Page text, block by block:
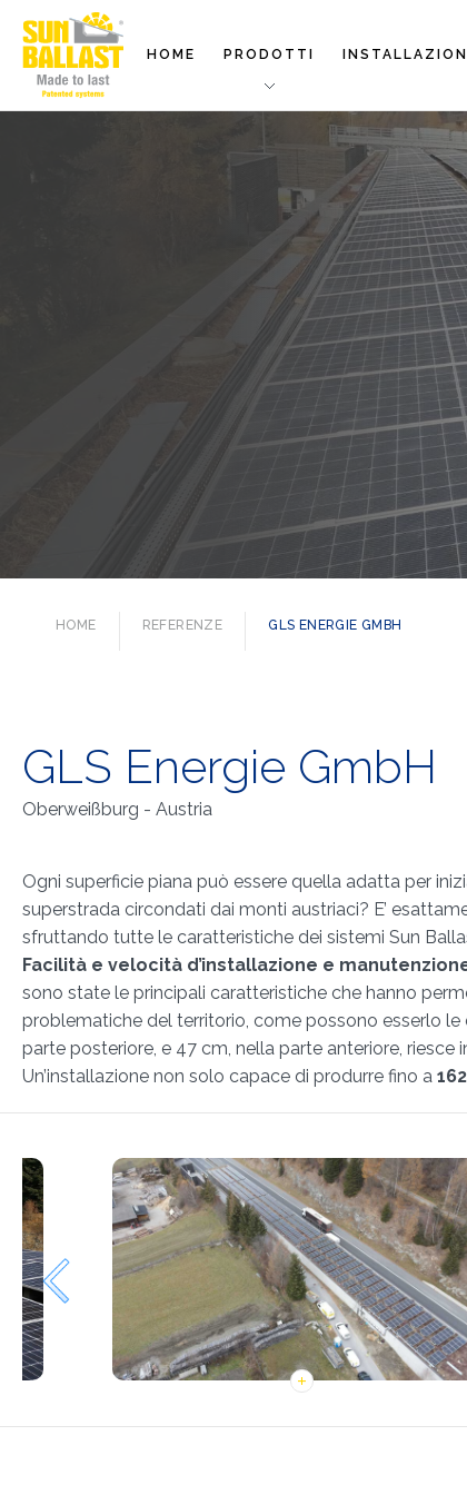
HOME PRODOTTI INSTALLAZIONI
HOME REFERENZE GLS ENERGIE GMBH
GLS Energie GmbH
Oberweißburg - Austria
Ogni superficie piana può essere quella adatta per
superstrada circondati dai monti austriaci? E’
sfruttando tutte le caratteristiche dei sistemi Sun
Facilità e velocità d’installazione e
sono state le principali caratteristiche che hanno
problematiche del territorio, come possono esserlo
parte posteriore, e 47 cm, nella parte anteriore,
Un’installazione non solo capace di produrre fino a